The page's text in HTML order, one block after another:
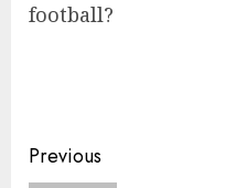
football?
Previous